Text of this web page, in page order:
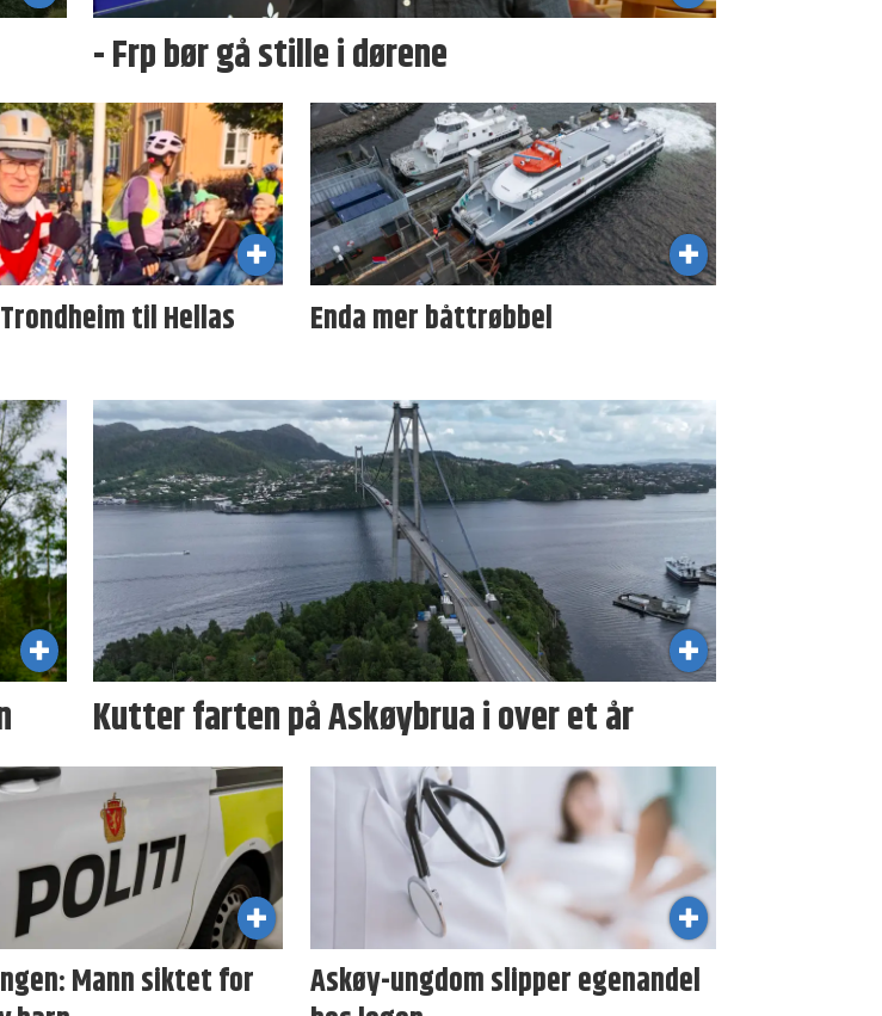
- Frp bør gå stille i dørene
til Hellas Enda mer båttrøbbel
Kutter farten på Askøybrua i over et år
Mann siktet for
Askøy-ungdom slipper egenandel